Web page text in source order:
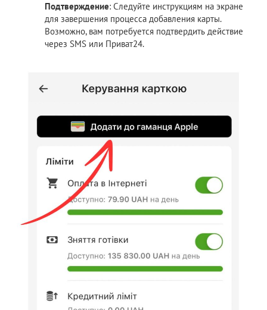
Подтверждение: Следуйте инструкциям на экране
для завершения процесса добавления карты.
Возможно, вам потребуется подтвердить действие
через SMS или Приват24.